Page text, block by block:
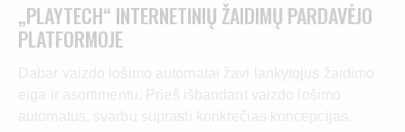
„PLAYTECH“ INTERNETINIŲ ŽAIDIMŲ PARDAVĖJO
PLATFORMOJE
Dabar vaizdo lošimo automatai žavi lankytojus žaidimo
eiga ir asortimentu. Prieš išbandant vaizdo lošimo
automatus, svarbu suprasti konkrečias koncepcijas.